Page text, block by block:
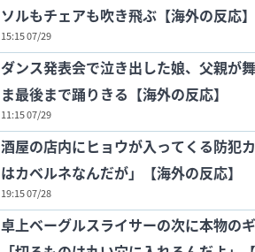
ソルもチェアも吹き飛ぶ【海外の反応】
15:15 07/29
ダンス発表会で泣き出した娘、父親が
ま最後まで踊りきる【海外の反応】
11:15 07/29
酒屋の店内にヒョウが入ってくる防犯
はカベルネなんだが」【海外の反応】
19:15 07/28
卓上ベーグルスライサーの次に本物の